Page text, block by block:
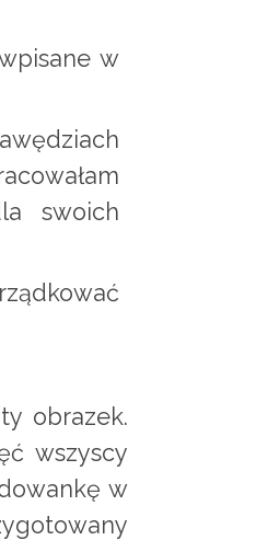
w
swoich
obrazek.
wszyscy
w